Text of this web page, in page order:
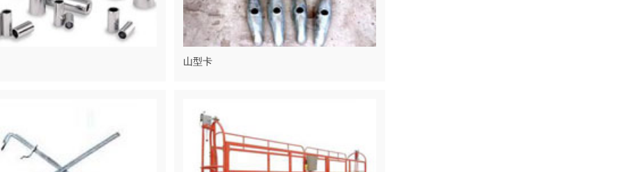
山型卡